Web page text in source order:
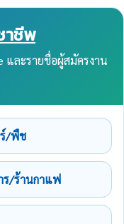
าชีพ
และรายชื่อผู้สมัครงาน
ร์/พืช
/ร้านกาแฟ